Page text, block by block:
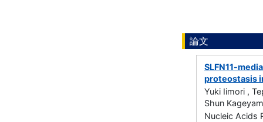
論文
SLFN11-
proteostasis
Yuki Iimori ,
Shun
Nucleic Acids